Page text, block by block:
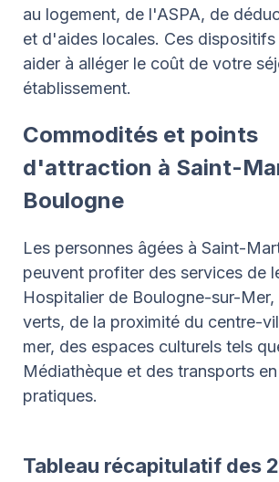
au logement, de l'ASPA, de
et d'aides locales. Ces
aider à alléger le coût de votre
établissement.
Commodités et points
d'attraction à Saint-
Boulogne
Les personnes âgées à Saint-
peuvent profiter des services de
Hospitalier de Boulogne-sur-
verts, de la proximité du centre-
mer, des espaces culturels tels
Médiathèque et des transports
pratiques.
Tableau récapitulatif des 2